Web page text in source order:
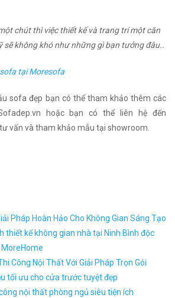
chút thì việc thiết kế và trang trí một căn
sẽ không khó như những gì bạn tưởng đâu..
tại Moresofa
sofa đẹp bạn có thể tham khảo thêm các
hoặc bạn có thể liên hệ đến
vấn và tham khảo mẫu tại showroom.
Pháp Hoàn Hảo Cho Không Gian Sáng Tạo
thiết kế không gian nhà tại Ninh Bình độc
Công Nội Thất Với Giải Pháp Trọn Gói
tối ưu cho cửa trước tuyệt đẹp
nội thất phòng ngủ siêu tiện ích